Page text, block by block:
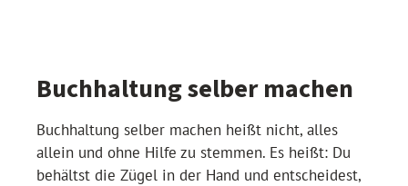
Buchhaltung selber machen
Buchhaltung selber machen heißt nicht, alles
allein und ohne Hilfe zu stemmen. Es heißt: Du
behältst die Zügel in der Hand und entscheidest,